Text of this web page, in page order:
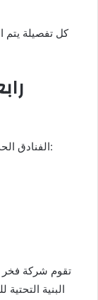
كل تفصيلة يتم
الفنادق الحديثة في حائل تعتمد على التكنولوجيا الذكية، مثل:
تقوم شركة فخر
البنية